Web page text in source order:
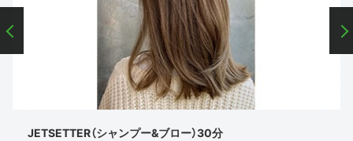
JETSETTER（シャンプー&ブロー）30分